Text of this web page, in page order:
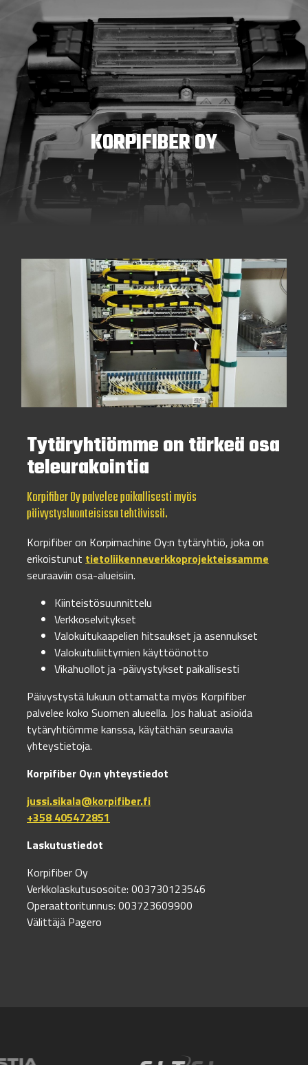
KORPIFIBER OY
Tytäryhtiömme on tärkeä osa
teleurakointia
Korpifiber Oy palvelee paikallisesti myös
päivystysluonteisissa tehtävissä.
Korpifiber on Korpimachine Oy:n tytäryhtiö, joka on
erikoistunut tietoliikenneverkkoprojekteissamme
seuraaviin osa-alueisiin.
Kiinteistösuunnittelu
Verkkoselvitykset
Valokuitukaapelien hitsaukset ja asennukset
Valokuituliittymien käyttöönotto
Vikahuollot ja -päivystykset paikallisesti
Päivystystä lukuun ottamatta myös Korpifiber
palvelee koko Suomen alueella. Jos haluat asioida
tytäryhtiömme kanssa, käytäthän seuraavia
yhteystietoja.
Korpifiber Oy:n yhteystiedot
jussi.sikala@korpifiber.fi
+358 405472851
Laskutustiedot
Korpifiber Oy
Verkkolaskutusosoite: 003730123546
Operaattoritunnus: 003723609900
Välittäjä Pagero